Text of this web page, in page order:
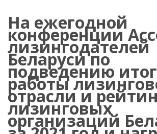
На ежегодной
конференции
лизингодателей
Беларуси по
подведению
работы
отрасли и
лизинговых
организаций